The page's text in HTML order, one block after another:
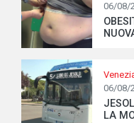
06/08/
06/08/
LA